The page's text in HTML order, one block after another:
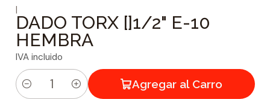
|
DADO TORX []1/2" E-10
HEMBRA
IVA incluido
C
Agregar al Carro